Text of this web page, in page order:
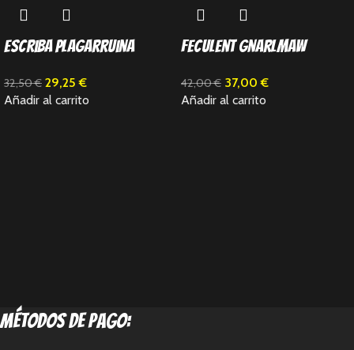
Escriba Plagarruina
32,50€ 29,25€
Añadir al carrito
Feculent Gnarlmaw
42,00€ 37,00€
Añadir al carrito
métodos de pago: